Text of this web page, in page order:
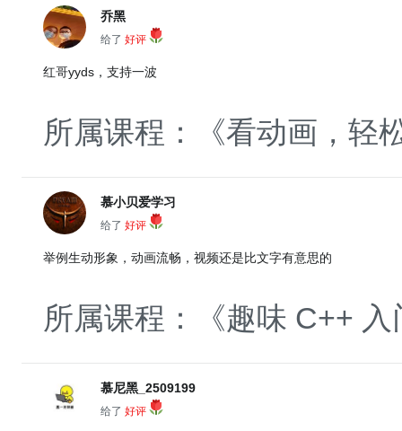
乔黑
给了 好评
红哥yyds，支持一波
所属课程：《看动画，轻
慕小贝爱学习
给了 好评
举例生动形象，动画流畅，视频还是比文字有意思的
所属课程：《趣味 C++ 入
慕尼黑_2509199
给了 好评